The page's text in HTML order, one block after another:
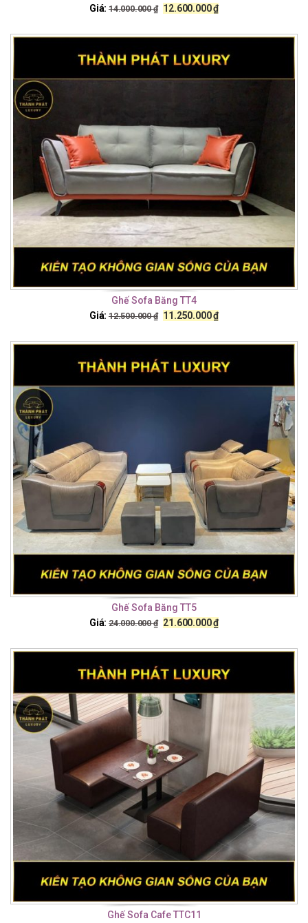
Giá: 14.000.000₫ 12.600.000₫
Ghế Sofa Băng TT4
Giá: 12.500.000₫ 11.250.000₫
Ghế Sofa Băng TT5
Giá: 24.000.000₫ 21.600.000₫
Ghế Sofa Cafe TTC11